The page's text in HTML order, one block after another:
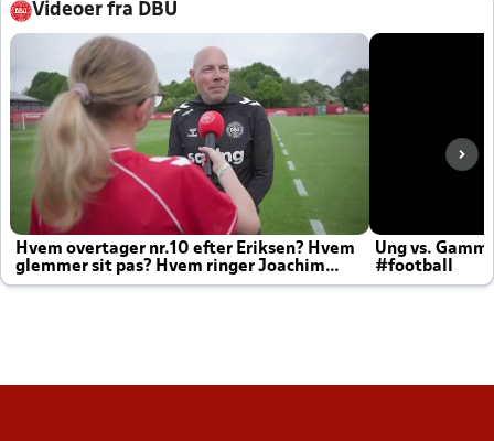
Videoer fra DBU
Hvem overtager nr.10 efter Eriksen? Hvem
glemmer sit pas? Hvem ringer Joachim
altid til efter kampe?
Ung vs.
#football